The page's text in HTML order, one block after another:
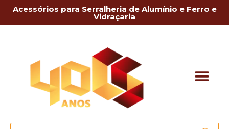
Acessórios para Serralheria de Alumínio e Ferro e
Vidraçaria